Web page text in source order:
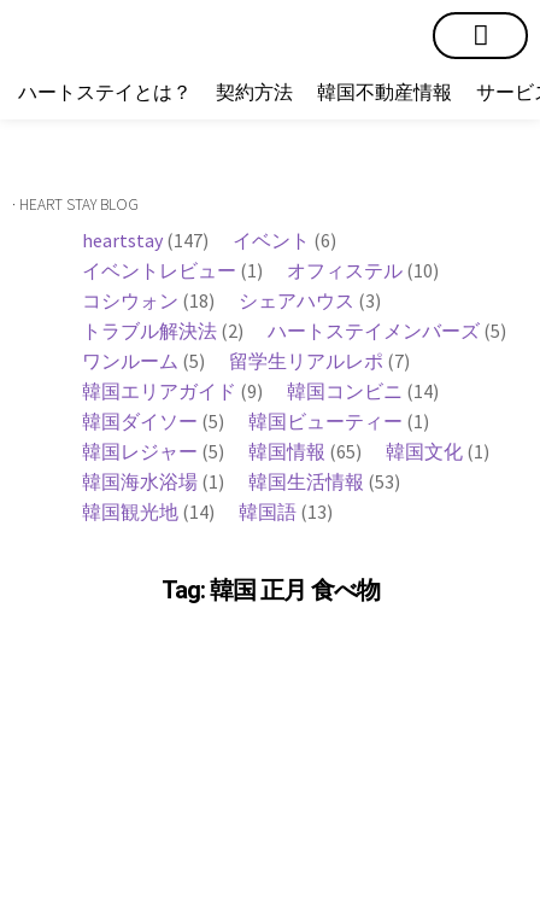
ハートステイとは？ 契約方法 韓国不動産情報 サービ
· HEART STAY BLOG
heartstay (147) イベント (6)
イベントレビュー (1) オフィステル (10)
コシウォン (18) シェアハウス (3)
トラブル解決法 (2) ハートステイメンバーズ (5)
ワンルーム (5) 留学生リアルレポ (7)
韓国エリアガイド (9) 韓国コンビニ (14)
韓国ダイソー (5) 韓国ビューティー (1)
韓国レジャー (5) 韓国情報 (65) 韓国文化 (1)
韓国海水浴場 (1) 韓国生活情報 (53)
韓国観光地 (14) 韓国語 (13)
Tag: 韓国 正月 食べ物